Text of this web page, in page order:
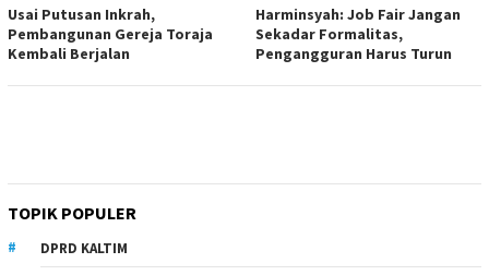
Usai Putusan Inkrah,
Pembangunan Gereja Toraja
Kembali Berjalan
Harminsyah: Job Fair Jangan
Sekadar Formalitas,
Pengangguran Harus Turun
TOPIK POPULER
DPRD KALTIM